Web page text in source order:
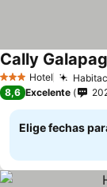
3 Estrellas
Hotel
Cally
8,6 Excelente
Elige fechas